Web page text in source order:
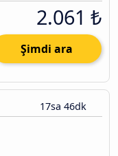
2.061 ₺
Şimdi ara
17sa 46dk